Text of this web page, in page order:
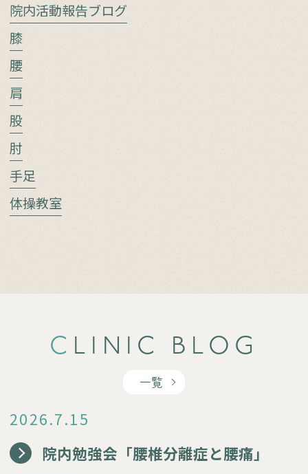
院内活動報告ブログ
膝
腰
肩
股
肘
手足
体操教室
CLINIC BLOG
一覧
2026.7.15
院内勉強会「腰椎分離症と腰痛」